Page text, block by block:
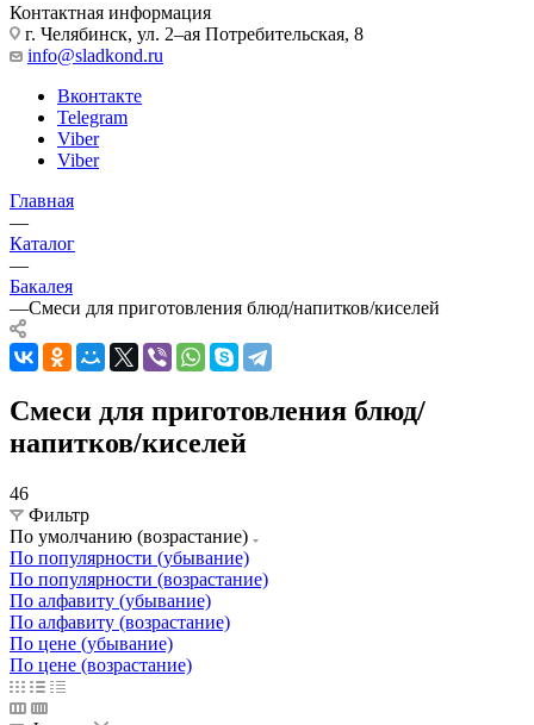
Контактная информация
г. Челябинск, ул. 2–ая Потребительская, 8
info@sladkond.ru
Вконтакте
Telegram
Viber
Viber
Главная
—
Каталог
—
Бакалея
—Смеси для приготовления блюд/напитков/киселей
Смеси для приготовления блюд/
напитков/киселей
46
Фильтр
По умолчанию (возрастание)
По популярности (убывание)
По популярности (возрастание)
По алфавиту (убывание)
По алфавиту (возрастание)
По цене (убывание)
По цене (возрастание)